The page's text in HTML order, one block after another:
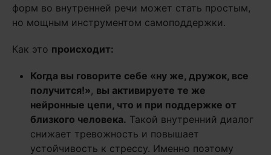
форм во внутренней речи может стать простым,
но мощным инструментом самоподдержки.
Как это происходит:
Когда вы говорите себе «ну же, дружок, все
получится!», вы активируете те же
нейронные цепи, что и при поддержке от
близкого человека. Такой внутренний диалог
снижает тревожность и повышает
устойчивость к стрессу. Именно поэтому